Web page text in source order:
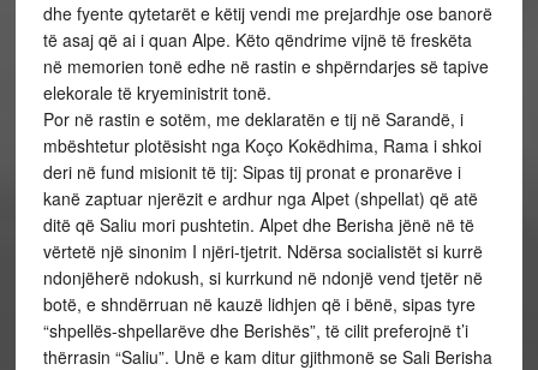
dhe fyente qytetarët e këtij vendi me prejardhje ose banorë
të asaj që ai i quan Alpe. Këto qëndrime vijnë të freskëta
në memorien tonë edhe në rastin e shpërndarjes së tapive
elekorale të kryeministrit tonë.
Por në rastin e sotëm, me deklaratën e tij në Sarandë, i
mbështetur plotësisht nga Koço Kokëdhima, Rama i shkoi
deri në fund misionit të tij: Sipas tij pronat e pronarëve i
kanë zaptuar njerëzit e ardhur nga Alpet (shpellat) që atë
ditë që Saliu mori pushtetin. Alpet dhe Berisha jënë në të
vërtetë një sinonim I njëri-tjetrit. Ndërsa socialistët si kurrë
ndonjëherë ndokush, si kurrkund në ndonjë vend tjetër në
botë, e shndërruan në kauzë lidhjen që i bënë, sipas tyre
“shpellës-shpellarëve dhe Berishës”, të cilit preferojnë t’i
thërrasin “Saliu”. Unë e kam ditur gjithmonë se Sali Berisha